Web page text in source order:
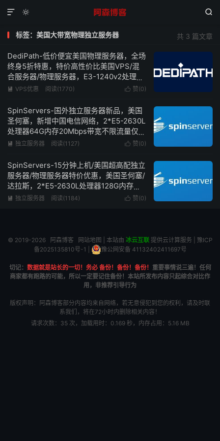
 

共 3 篇文章
标签：美国大带宽物理独立服务器
DediPath-低价便宜美国物理服务器，全场
终身5折特惠，特价高性价比美国VPS/混
合服务器/物理服务器，E3-1240v2处理器
16G内存1Gbps带宽不限流量仅需39美元/
 赞(0)
 VPS优惠 阅读(1770)
SpinServers-国外独立服务器新品，美国
圣何塞，新增中国电信网络，2*E5-2630L
处理器64G内存20Mbps带宽不限流量仅需
139美元/月
 赞(0)
 独立服务器 阅读(1127)
SpinServers-15分钟上机/美国超高配独立
服务器/物理服务器特价优惠，美国圣何塞/
达拉斯，2*E5-2630L处理器128G内存
10Gbps超大带宽仅需89美元/月
 赞(0)
 独立服务器 阅读(1184)
© 2019-2026 阿森博客 网站地图 | 本站由 冰云互联提供云计算服务 | 豫ICP
备2025135810号-1
豫公网安备 41132402411697号
切记： 数据就是站长的一切！务必 备份！备份！备份！ 重要事情说三遍！任何
商家都有跑路的可能，所以一定要记住备份！本站所发布内容只起综合对比作
用，非推荐引导行为
版权声明：阿森博客部分内容均来自网络，若无意侵犯到您的权利，请及时联
系我们，将在72小时内删除相关内容！
请求次数：35 次，加载用时：0.169 秒，内存占用：5.16 MB